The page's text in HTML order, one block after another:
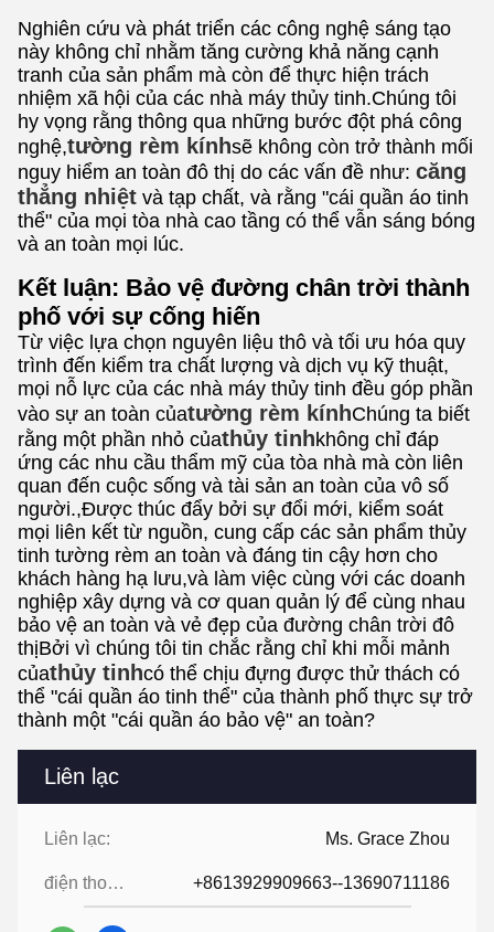
Liên lạc
Liên lạc: Ms. Grace Zhou
điện thoại: +8613929909663--13690711186
Nghiên cứu và phát triển các công nghệ sáng tạo
này không chỉ nhằm tăng cường khả năng cạnh
tranh của sản phẩm mà còn để thực hiện trách
nhiệm xã hội của các nhà máy thủy tinh.Chúng tôi
hy vọng rằng thông qua những bước đột phá công
nghệ,tường rèm kínhsẽ không còn trở thành mối
nguy hiểm an toàn đô thị do các vấn đề như: căng
thẳng nhiệt và tạp chất, và rằng "cái quần áo tinh
thể" của mọi tòa nhà cao tầng có thể vẫn sáng bóng
và an toàn mọi lúc.
Kết luận: Bảo vệ đường chân trời thành
phố với sự cống hiến
Từ việc lựa chọn nguyên liệu thô và tối ưu hóa quy
trình đến kiểm tra chất lượng và dịch vụ kỹ thuật,
mọi nỗ lực của các nhà máy thủy tinh đều góp phần
vào sự an toàn củatường rèm kínhChúng ta biết
rằng một phần nhỏ củathủy tinhkhông chỉ đáp
ứng các nhu cầu thẩm mỹ của tòa nhà mà còn liên
quan đến cuộc sống và tài sản an toàn của vô số
người.,Được thúc đẩy bởi sự đổi mới, kiểm soát
mọi liên kết từ nguồn, cung cấp các sản phẩm thủy
tinh tường rèm an toàn và đáng tin cậy hơn cho
khách hàng hạ lưu,và làm việc cùng với các doanh
nghiệp xây dựng và cơ quan quản lý để cùng nhau
bảo vệ an toàn và vẻ đẹp của đường chân trời đô
thịBởi vì chúng tôi tin chắc rằng chỉ khi mỗi mảnh
củathủy tinhcó thể chịu đựng được thử thách có
thể "cái quần áo tinh thể" của thành phố thực sự trở
thành một "cái quần áo bảo vệ" an toàn?